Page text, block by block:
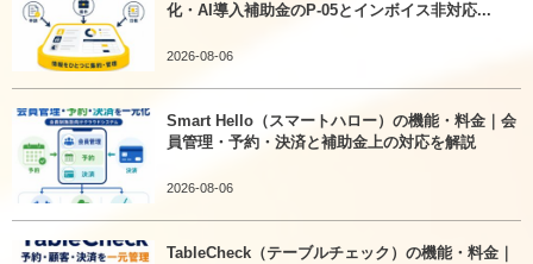
化・AI導入補助金のP-05とインボイス非対応...
2026-08-06
Smart Hello（スマートハロー）の機能・料金｜会
員管理・予約・決済と補助金上の対応を解説
2026-08-06
TableCheck（テーブルチェック）の機能・料金｜